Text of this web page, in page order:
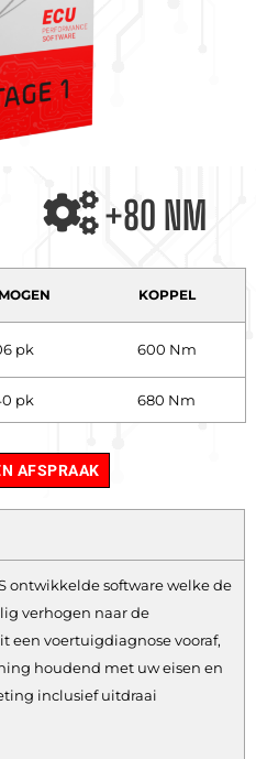
+80 NM
KOPPEL
pk 600 Nm
pk 680 Nm
AFSPRAAK
ontwikkelde software welke de
verhogen naar de
een voertuigdiagnose vooraf,
houdend met uw eisen en
inclusief uitdraai